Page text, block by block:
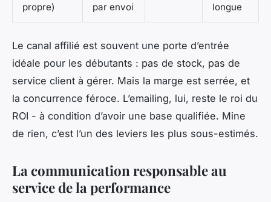
propre)
par envoi
longue
Le canal affilié est souvent une porte d’entrée
idéale pour les débutants : pas de stock, pas de
service client à gérer. Mais la marge est serrée, et
la concurrence féroce. L’emailing, lui, reste le roi du
ROI - à condition d’avoir une base qualifiée. Mine
de rien, c’est l’un des leviers les plus sous-estimés.
La communication responsable au
service de la performance